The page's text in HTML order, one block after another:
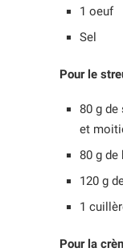
1 oeuf
Sel
Pour le
80 g
et
80 g de
120 g
1
Pour la